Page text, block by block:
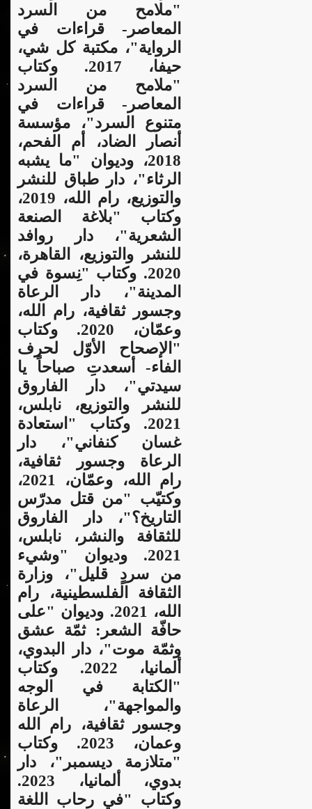
"ملامح من السرد
المعاصر- قراءات في
الرواية"، مكتبة كل شي،
حيفا، 2017. وكتاب
"ملامح من السرد
المعاصر- قراءات في
متنوع السرد"، مؤسسة
أنصار الضاد، أم الفحم،
2018، وديوان "ما يشبه
الرثاء"، دار طباق للنشر
والتوزيع، رام الله، 2019،
وكتاب "بلاغة الصنعة
الشعرية"، دار روافد
للنشر والتوزيع، القاهرة،
2020. وكتاب "نِسوة في
المدينة"، دار الرعاة
وجسور ثقافية، رام الله،
وعمّان، 2020. وكتاب
"الإصحاح الأوّل لحرف
الفاء- أسعدتِ صباحاً يا
سيدتي"، دار الفاروق
للنشر والتوزيع، نابلس،
2021. وكتاب "استعادة
غسان كنفاني"، دار
الرعاة وجسور ثقافية،
رام الله، وعمّان، 2021،
وكتيّب "من قتل مدرّس
التاريخ؟"،دار الفاروق
للثقافة والنشر، نابلس،
2021. وديوان "وشيء
من سردٍ قليل"، وزارة
الثقافة الفلسطينية، رام
الله، 2021. وديوان "على
حافّة الشعر: ثمّة عشق
وثمّة موت"، دار البدوي،
ألمانيا، 2022. وكتاب
"الكتابة في الوجه
والمواجهة"، الرعاة
وجسور ثقافية، رام الله
وعمان، 2023. و
كتاب
"متلازمة ديسمبر"، دار
بدوي، ألمانيا، 2023.
وكتاب "في رحاب اللغة